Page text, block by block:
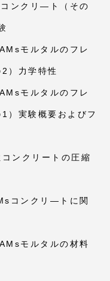
ンクリ―ト（その
モルタルのフレ
）力学特性
モルタルのフレ
）実験概要およびフ
ンクリートの圧縮
コンクリ―トに関
モルタルの材料